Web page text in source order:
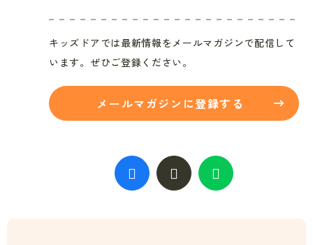
キッズドアでは最新情報をメールマガジンで配信して
います。ぜひご登録ください。
メールマガジンに登録する